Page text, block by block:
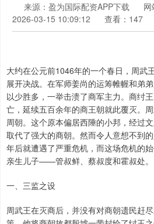
来源：盈为国际配资APP下载
2026-03-15 10:09:12
查看：147
大约在公元前1046年的一个春日，周武
展开决战。在军师姜尚的运筹帷幄和弟
以少胜多，一举击溃了商军主力。商纣
亡，延续五百余年的商王朝就此覆灭。
周朝。这个原本偏居西陲的小邦，经过
取代了强大的商朝。然而令人意想不到
年后就遭遇了严重危机，而这场危机的
亲生儿子——管叔鲜、蔡叔度和霍叔处。
一、三监之设
周武王在灭商后，并没有对商朝遗民赶